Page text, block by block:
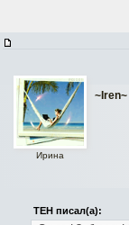
~Iren~
Ирина
ТЕН писал(а):